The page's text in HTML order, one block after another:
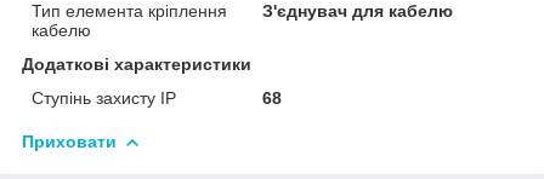
Тип елемента кріплення
кабелю
З'єднувач для кабелю
Додаткові характеристики
Ступінь захисту IP
68
Приховати